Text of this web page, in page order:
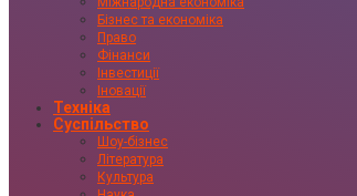
Бізнес та економіка
Право
Фінанси
Інвестиції
Іновації
Техніка
Суспільство
Шоу-бізнес
Література
Культура